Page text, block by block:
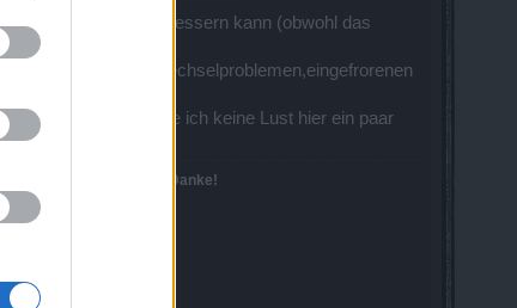
ich mich dann verbessern kann (obwohl das
zum anderen habe ich keine Lust hier ein paar
eh nicht...)! Danke!